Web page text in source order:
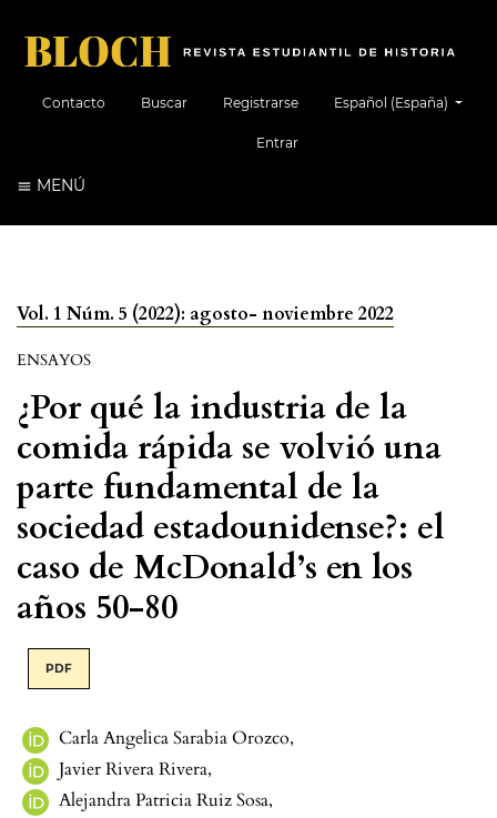
Contacto Buscar Registrarse
Entrar
Español (España)
MENÚ
Vol. 1 Núm. 5 (2022): agosto- noviembre 2022
ENSAYOS
¿Por qué la industria de la
comida rápida se volvió una
parte fundamental de la
sociedad estadounidense?: el
caso de McDonald’s en los
años 50-80
PDF
Carla Angelica Sarabia Orozco,
Javier Rivera Rivera,
Alejandra Patricia Ruiz Sosa,